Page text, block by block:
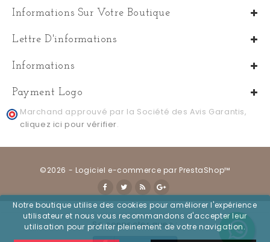
Notre boutique utilise des cookies pour améliorer l'expérience
utilisateur et nous vous recommandons d'accepter leur
utilisation pour profiter pleinement de votre navigation.
Informations Sur Votre Boutique
Lettre D'informations
Informations
©2026 - Logiciel e-commerce par PrestaShop™
Payment Logo
Marchand approuvé par la Société des Avis Garantis,
cliquez ici pour vérifier.
Se connecter avec :